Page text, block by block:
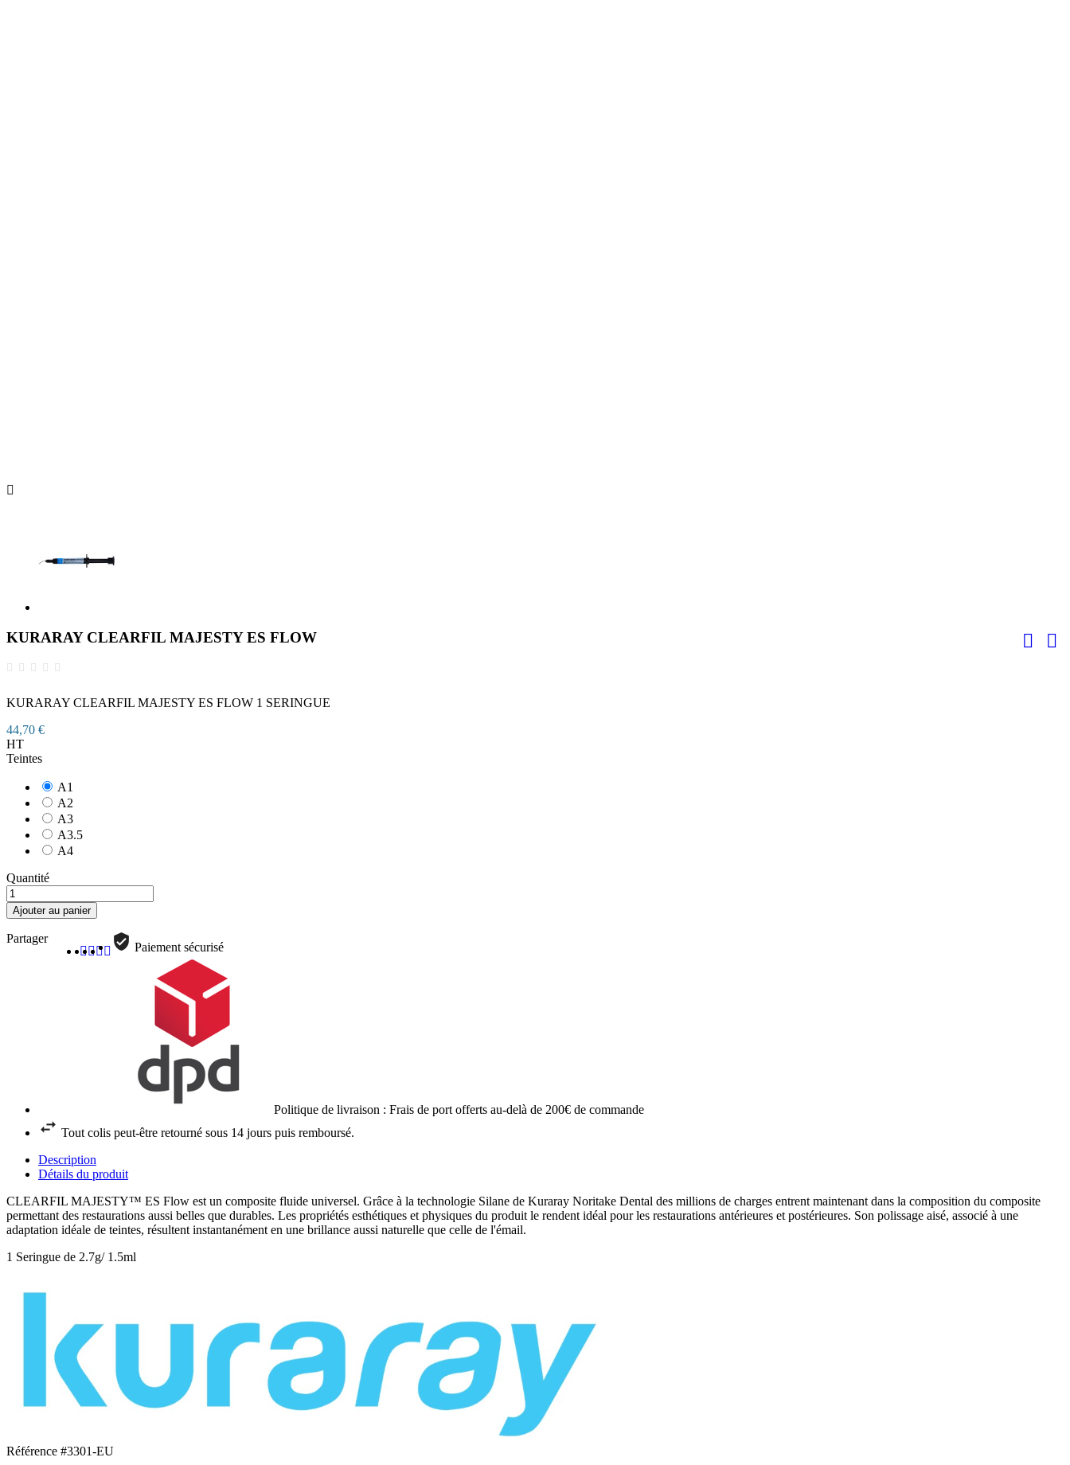

KURARAY CLEARFIL MAJESTY ES FLOW
KURARAY CLEARFIL MAJESTY ES FLOW 1 SERINGUE
44,70 €
HT
Teintes
A1
A2
A3
A3.5
A4
Quantité
Ajouter au panier
Partager
Paiement sécurisé
Politique de livraison : Frais de port offerts au-delà de 200€ de commande
Tout colis peut-être retourné sous 14 jours puis remboursé.
Description
Détails du produit
CLEARFIL MAJESTY™ ES Flow est un composite fluide universel. Grâce à la technologie Silane de Kuraray Noritake Dental des millions de charges entrent maintenant dans la composition du composite
permettant des restaurations aussi belles que durables. Les propriétés esthétiques et physiques du produit le rendent idéal pour les restaurations antérieures et postérieures. Son polissage aisé, associé à une
adaptation idéale de teintes, résultent instantanément en une brillance aussi naturelle que celle de l'émail.
1 Seringue de 2.7g/ 1.5ml
Référence #3301-EU